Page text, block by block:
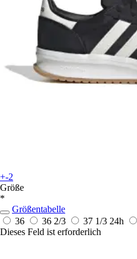
+-2
Größe
*
Größentabelle
36
36 2/3 37 1/3 24h
Dieses Feld ist erforderlich